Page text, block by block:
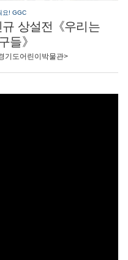
요! GGC
상설전《우리는
들》
기도어린이박물관>